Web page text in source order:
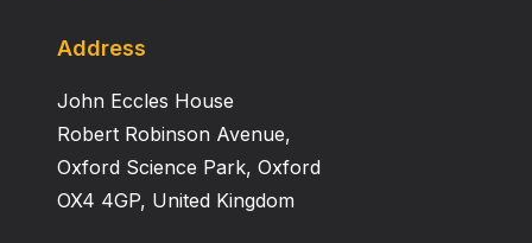
Address
John Eccles House
Robert Robinson Avenue,
Oxford Science Park, Oxford
OX4 4GP, United Kingdom